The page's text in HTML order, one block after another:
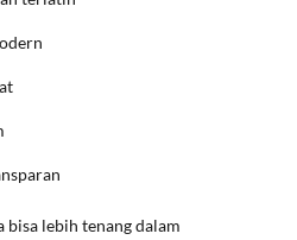
bisa lebih tenang dalam